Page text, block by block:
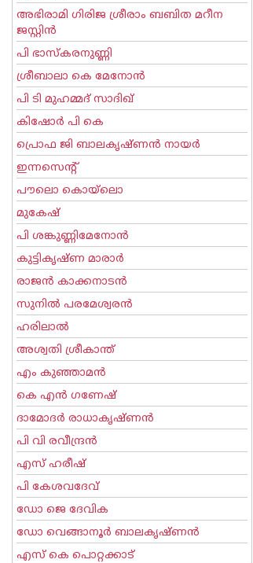
അഭിരാമി ഗിരിജ ശ്രീരാം ബബിത മറീന
ജസ്റ്റിന്‍
പി ഭാസ്കരനുണ്ണി
ശ്രീബാലാ കെ മേനോന്‍
പി ടി മുഹമ്മദ് സാദിഖ്‌
കിഷോർ പി കെ
പ്രൊഫ ജി ബാലകൃഷ്ണന്‍ നായര്‍
ഇന്നസെന്റ്‌
പൗലൊ കൊയ്ലൊ
മുകേഷ്
പി ശങ്കുണ്ണിമേനോന്‍
കുട്ടികൃഷ്ണ മാരാര്‍
രാജന്‍ കാക്കനാടന്‍
സുനില്‍ പരമേശ്വരന്‍
ഹരിലാല്‍
അശ്വതി ശ്രീകാന്ത്
എം കുഞ്ഞാമന്‍
കെ എന്‍ ഗണേഷ്
ദാമോദർ രാധാകൃഷ്ണൻ
പി വി രവീന്ദ്രന്‍
എസ് ഹരീഷ്
പി കേശവദേവ്‌
ഡോ ജെ ദേവിക
ഡോ വെങ്ങാനൂര്‍ ബാലകൃഷ്ണന്‍
എസ്‌ കെ പൊറ്റക്കാട്‌